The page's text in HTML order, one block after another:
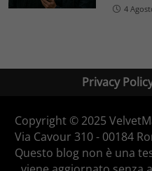
4
Privacy
Copyright © 2025
Via Cavour 310 - 00184
Questo blog non è una